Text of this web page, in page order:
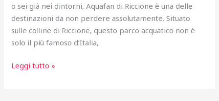
o sei già nei dintorni, Aquafan di Riccione è una delle
destinazioni da non perdere assolutamente. Situato
sulle colline di Riccione, questo parco acquatico non è
solo il più famoso d’Italia,
Biglietti
Leggi tutto »